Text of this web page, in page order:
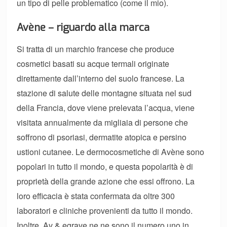
un tipo di pelle problematico (come il mio).
Avène – riguardo alla marca
Si tratta di un marchio francese che produce
cosmetici basati su acque termali originate
direttamente dall’interno del suolo francese. La
stazione di salute delle montagne situata nel sud
della Francia, dove viene prelevata l’acqua, viene
visitata annualmente da migliaia di persone che
soffrono di psoriasi, dermatite atopica e persino
ustioni cutanee. Le dermocosmetiche di Avène sono
popolari in tutto il mondo, e questa popolarità è di
proprietà della grande azione che essi offrono. La
loro efficacia è stata confermata da oltre 300
laboratori e cliniche provenienti da tutto il mondo.